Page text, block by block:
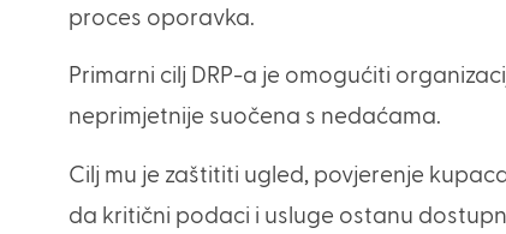
proces oporavka.
Primarni cilj DRP-a je omogućiti
neprimjetnije suočena s nedaćama.
Cilj mu je zaštititi ugled, povjerenje
da kritični podaci i usluge ostanu